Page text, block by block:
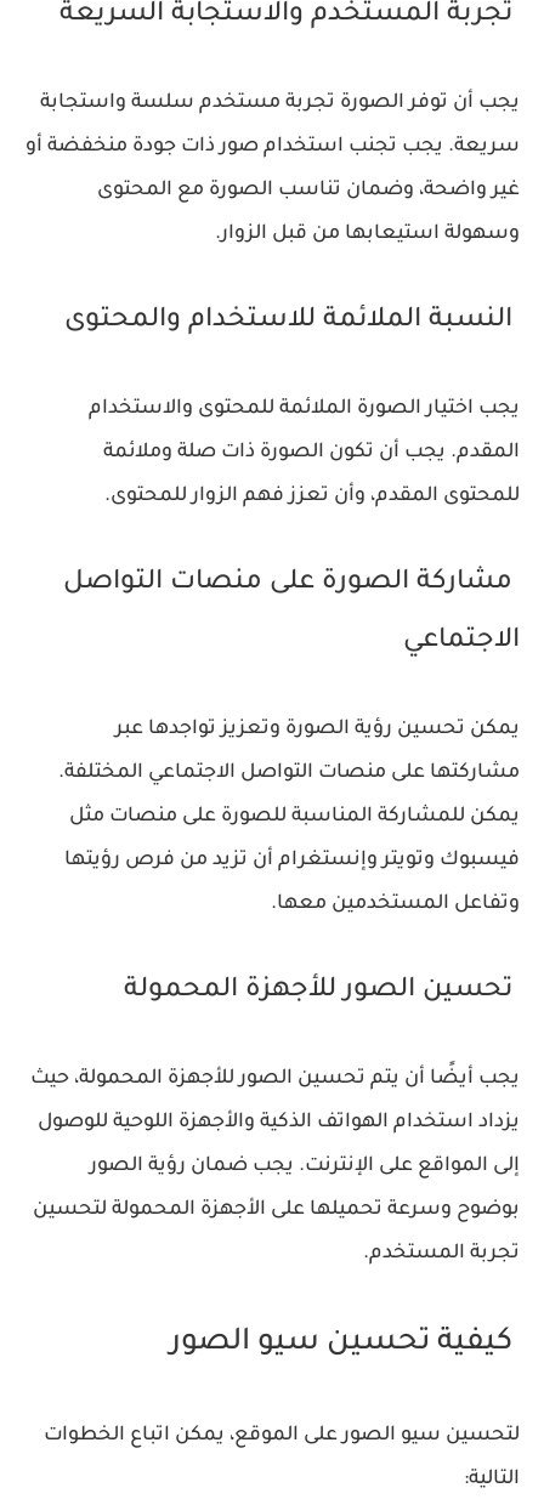
تجربة المستخدم والاستجابة السريعة
يجب أن توفر الصورة تجربة مستخدم سلسة واستجابة
سريعة. يجب تجنب استخدام صور ذات جودة منخفضة أو
غير واضحة، وضمان تناسب الصورة مع المحتوى
وسهولة استيعابها من قبل الزوار.
النسبة الملائمة للاستخدام والمحتوى
يجب اختيار الصورة الملائمة للمحتوى والاستخدام
المقدم. يجب أن تكون الصورة ذات صلة وملائمة
للمحتوى المقدم، وأن تعزز فهم الزوار للمحتوى.
مشاركة الصورة على منصات التواصل
الاجتماعي
يمكن تحسين رؤية الصورة وتعزيز تواجدها عبر
مشاركتها على منصات التواصل الاجتماعي المختلفة.
يمكن للمشاركة المناسبة للصورة على منصات مثل
فيسبوك وتويتر وإنستغرام أن تزيد من فرص رؤيتها
وتفاعل المستخدمين معها.
تحسين الصور للأجهزة المحمولة
يجب أيضًا أن يتم تحسين الصور للأجهزة المحمولة، حيث
يزداد استخدام الهواتف الذكية والأجهزة اللوحية للوصول
إلى المواقع على الإنترنت. يجب ضمان رؤية الصور
بوضوح وسرعة تحميلها على الأجهزة المحمولة لتحسين
تجربة المستخدم.
كيفية تحسين سيو الصور
لتحسين سيو الصور على الموقع، يمكن اتباع الخطوات
التالية: